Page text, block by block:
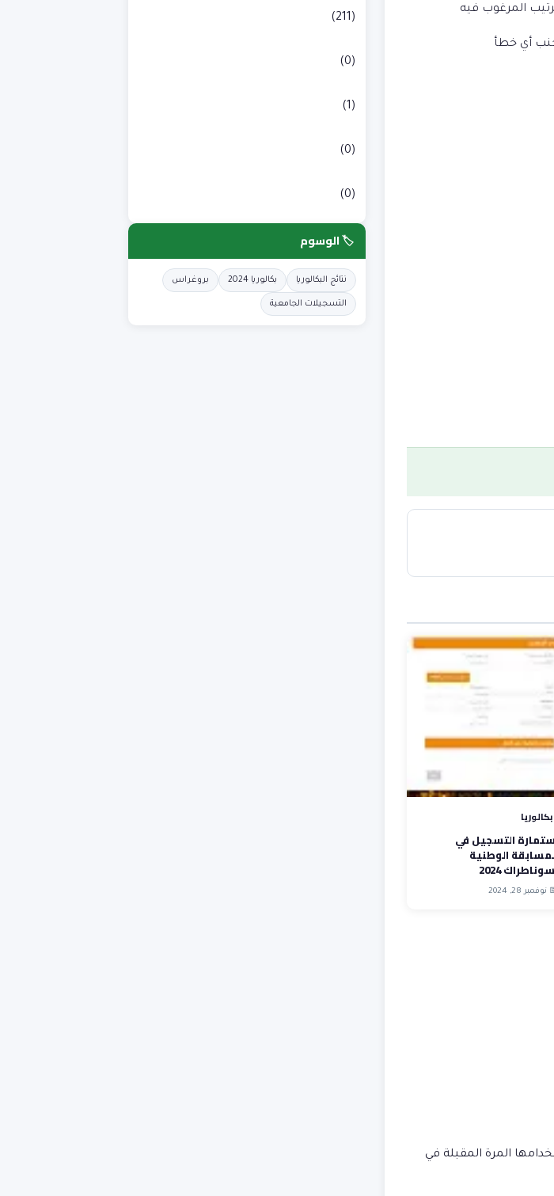
المرغوب فيه
أي خطأ
بكالوريا
التسجيل في
الوطنية
2024
نوفمبر 28, 2024
المرة المقبلة في
(211)
(0)
(1)
(0)
(0)
🏷️ الوسوم
نتائج البكالوريا بكالوريا 2024 بروغراس
التسجيلات الجامعية